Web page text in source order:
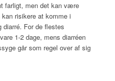
farligt, men det kan være
risikere at komme i
For de flestes
1-2 dage, mens diarréen
går som regel over af sig